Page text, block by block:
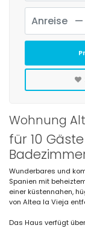
Wohnung
für 10
Wunderbares und
Spanien mit
einer küstennahen,
von Altea la Vieja
Das Haus verfügt